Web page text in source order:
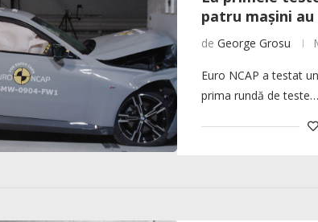
patru mașini
de George Grosu
Euro NCAP a testat
prima rundă de teste…